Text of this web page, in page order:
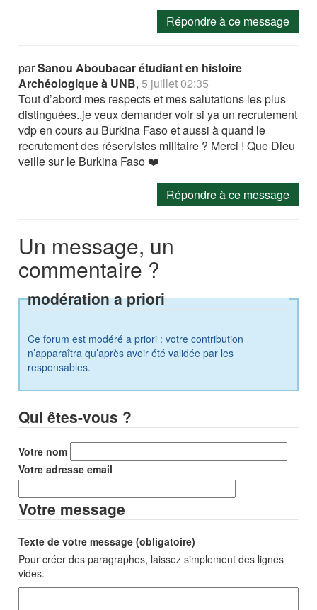
Répondre à ce message
parSanou Aboubacar étudiant en histoire
Archéologique à UNB,5 juillet 02:35
Tout d’abord mes respects et mes salutations les plus
distinguées..je veux demander voir si ya un recrutement
vdp en cours au Burkina Faso et aussi à quand le
recrutement des réservistes militaire ? Merci ! Que Dieu
veille sur le Burkina Faso ❤️
Répondre à ce message
Un message, un
commentaire ?
modération a priori
Ce forum est modéré a priori : votre contribution
n’apparaîtra qu’après avoir été validée par les
responsables.
Qui êtes-vous ?
Votre nom
Votre adresse email
Votre message
Texte de votre message (obligatoire)
Pour créer des paragraphes, laissez simplement des lignes
vides.